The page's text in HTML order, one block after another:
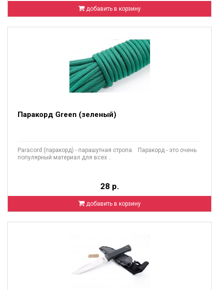
добавить в корзину
Паракорд Green (зеленый)
Paracord (паракорд) - парашутная стропа. Паракорд - это очень
популярный материал для всех ..
28 р.
добавить в корзину